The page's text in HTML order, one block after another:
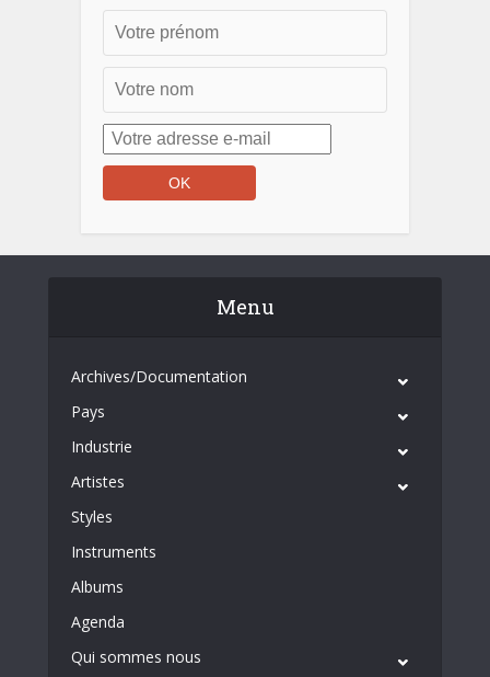
Menu
Archives/Documentation
Pays
Industrie
Artistes
Styles
Instruments
Albums
Agenda
Qui sommes nous